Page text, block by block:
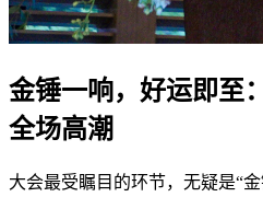
金锤一响，好运即至
全场高潮
大会最受瞩目的环节，无疑是“